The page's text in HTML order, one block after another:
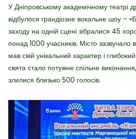
У Дніпровському академічному театрі
відбулося грандіозне вокальне шоу –
заходу на одній сцені зібралися 45
понад 1000 учасників. Місто зазвучало
мав свій унікальний характер і
свята стало потужне спільне
злилися близько 500 голосів.